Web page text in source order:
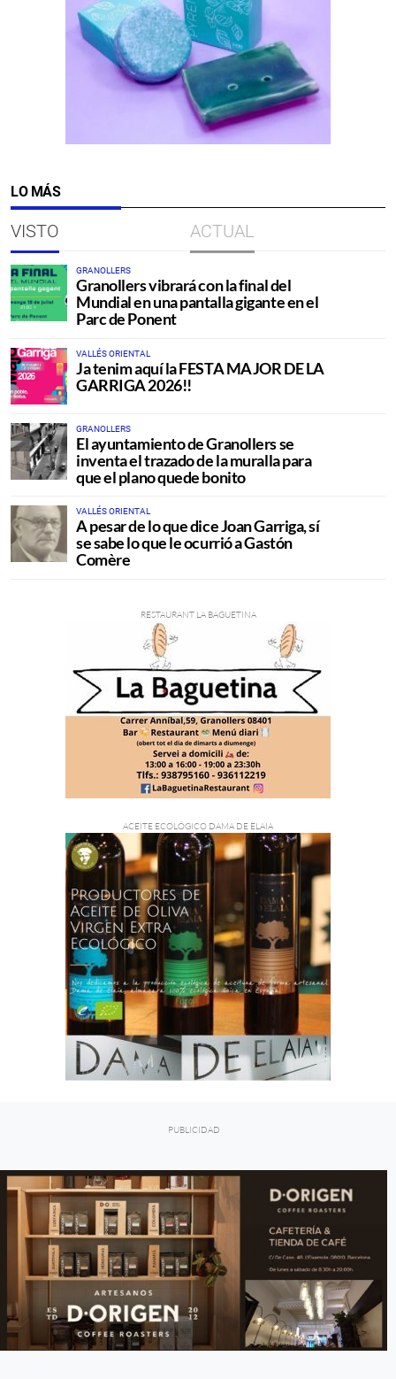
LO MÁS
VISTO ACTUAL
GRANOLLERS
Granollers vibrará con la final del
Mundial en una pantalla gigante en el
Parc de Ponent
VALLÉS ORIENTAL
Ja tenim aquí la FESTA MAJOR DE LA
GARRIGA 2026!!
GRANOLLERS
El ayuntamiento de Granollers se
inventa el trazado de la muralla para
que el plano quede bonito
VALLÉS ORIENTAL
A pesar de lo que dice Joan Garriga, sí
se sabe lo que le ocurrió a Gastón
Comère